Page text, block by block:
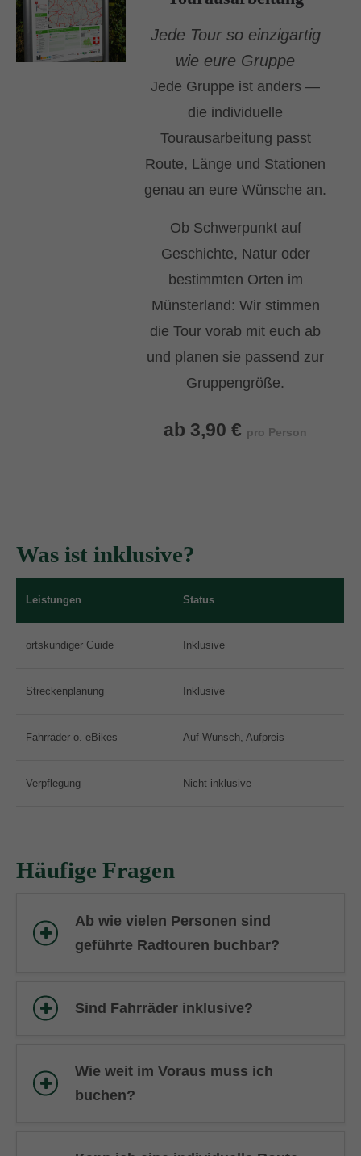
Jede Tour so einzigartig
wie eure Gruppe
Jede Gruppe ist anders —
die individuelle
Tourausarbeitung passt
Route, Länge und Stationen
genau an eure Wünsche an.
Ob Schwerpunkt auf
Geschichte, Natur oder
bestimmten Orten im
Münsterland: Wir stimmen
die Tour vorab mit euch ab
und planen sie passend zur
Gruppengröße.
ab 3,90 € pro Person
Was ist inklusive?
Leistungen Status
ortskundiger Guide Inklusive
Streckenplanung Inklusive
Fahrräder o. eBikes Auf Wunsch, Aufpreis
Verpflegung Nicht inklusive
Häufige Fragen
Ab wie vielen Personen sind
geführte Radtouren buchbar?
Sind Fahrräder inklusive?
Wie weit im Voraus muss ich
buchen?